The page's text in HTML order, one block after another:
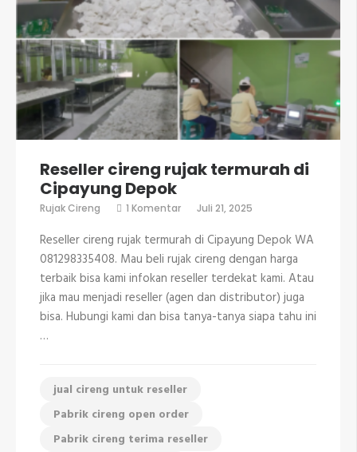
Reseller cireng rujak termurah di
Cipayung Depok
Rujak Cireng 1 Komentarpada
cireng
rujak
termurah
Cipayung
Depok
Juli 21, 2025
Reseller cireng rujak termurah di Cipayung Depok WA
081298335408. Mau beli rujak cireng dengan harga
terbaik bisa kami infokan reseller terdekat kami. Atau
jika mau menjadi reseller (agen dan distributor) juga
bisa. Hubungi kami dan bisa tanya-tanya siapa tahu ini
…
jual cireng untuk reseller
Pabrik cireng open order
Pabrik cireng terima reseller